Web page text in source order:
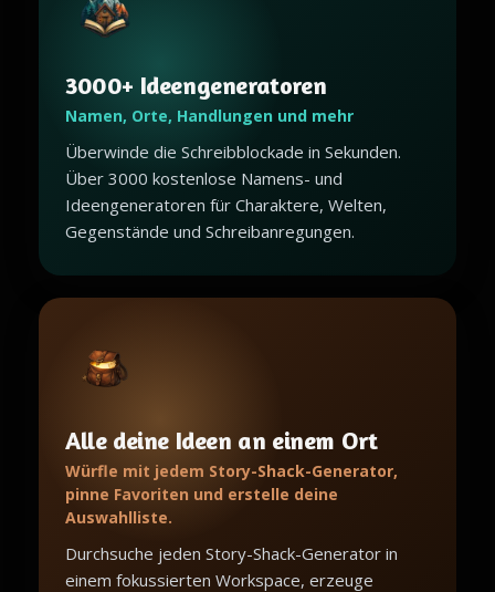
3000+ Ideengeneratoren
Namen, Orte, Handlungen und mehr
Überwinde die Schreibblockade in Sekunden.
Über 3000 kostenlose Namens- und
Ideengeneratoren für Charaktere, Welten,
Gegenstände und Schreibanregungen.
Alle deine Ideen an einem Ort
Würfle mit jedem Story-Shack-Generator,
pinne Favoriten und erstelle deine
Auswahlliste.
Durchsuche jeden Story-Shack-Generator in
einem fokussierten Workspace, erzeuge